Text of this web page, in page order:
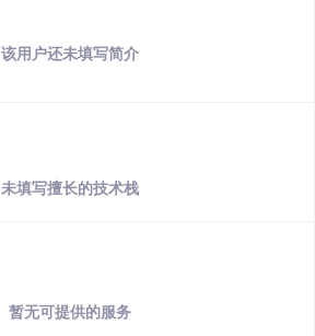
该用户还未填写简介
未填写擅长的技术栈
暂无可提供的服务